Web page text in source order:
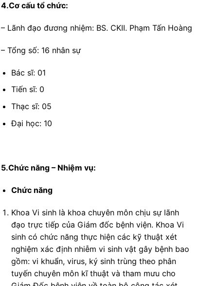
4.Cơ cấu tổ chức:
– Lãnh đạo đương nhiệm: BS. CKII. Phạm Tấn Hoàng
– Tổng số: 16 nhân sự
Bác sĩ: 01
Tiến sĩ: 0
Thạc sĩ: 05
Đại học: 10
5.Chức năng – Nhiệm vụ:
Chức năng
Khoa Vi sinh là khoa chuyên môn chịu sự lãnh
đạo trực tiếp của Giám đốc bệnh viện. Khoa Vi
sinh có chức năng thực hiện các kỹ thuật xét
nghiệm xác định nhiễm vi sinh vật gây bệnh bao
gồm: vi khuẩn, virus, ký sinh trùng theo phân
tuyến chuyên môn kĩ thuật và tham mưu cho